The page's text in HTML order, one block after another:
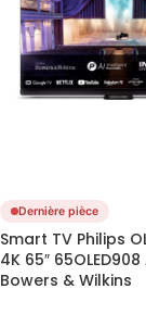
Dernière pièce
Smart TV Philips
4K 65″
Bowers & Wilkins